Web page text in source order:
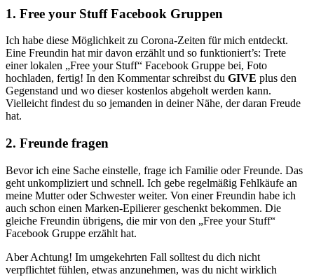
1. Free your Stuff Facebook Gruppen
Ich habe diese Möglichkeit zu Corona-Zeiten für mich entdeckt.
Eine Freundin hat mir davon erzählt und so funktioniert’s: Trete
einer lokalen „Free your Stuff“ Facebook Gruppe bei, Foto
hochladen, fertig! In den Kommentar schreibst du GIVE plus den
Gegenstand und wo dieser kostenlos abgeholt werden kann.
Vielleicht findest du so jemanden in deiner Nähe, der daran Freude
hat.
2. Freunde fragen
Bevor ich eine Sache einstelle, frage ich Familie oder Freunde. Das
geht unkompliziert und schnell. Ich gebe regelmäßig Fehlkäufe an
meine Mutter oder Schwester weiter. Von einer Freundin habe ich
auch schon einen Marken-Epilierer geschenkt bekommen. Die
gleiche Freundin übrigens, die mir von den „Free your Stuff“
Facebook Gruppe erzählt hat.
Aber Achtung! Im umgekehrten Fall solltest du dich nicht
verpflichtet fühlen, etwas anzunehmen, was du nicht wirklich